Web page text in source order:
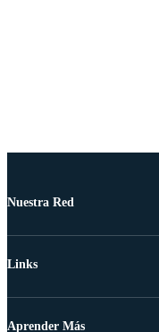
Nuestra Red
Links
Aprender Más